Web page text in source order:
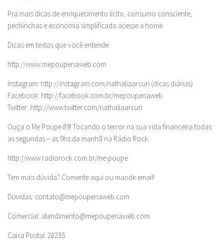
Pra mais dicas de enriquecimento lícito, consumo consciente,
pechinchas e economia simplificada acesse a home.
Dicas em textos que você entende:
http://www.mepoupenaweb.com
Instagram: http://instagram.com/nathaliaarcuri (dicas diárias)
Facebook: http://facebook.com.br/mepoupenaweb
Twitter: http://www.twitter.com/nathaliaarcuri
Ouça o Me Poupe 89! Tocando o terror na sua vida financeira todas
as segundas – as 9hs da manhã na Rádio Rock:
http://www.radiorock.com.br/me-poupe
Tem mais dúvida? Comente aqui ou mande email!
Dúvidas: contato@mepoupenaweb.com
Comercial: atendimento@mepoupenaweb.com
Caixa Postal: 28235